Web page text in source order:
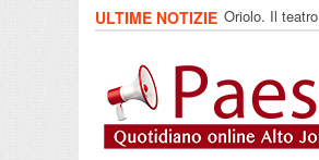
ULTIME NOTIZIE Oriolo. Il
collettivo 365